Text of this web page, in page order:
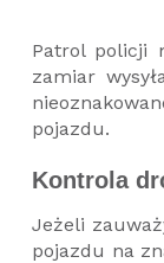
Patrol policji
zamiar
pojazdu.
Kontrola
Jeżeli
pojazdu na